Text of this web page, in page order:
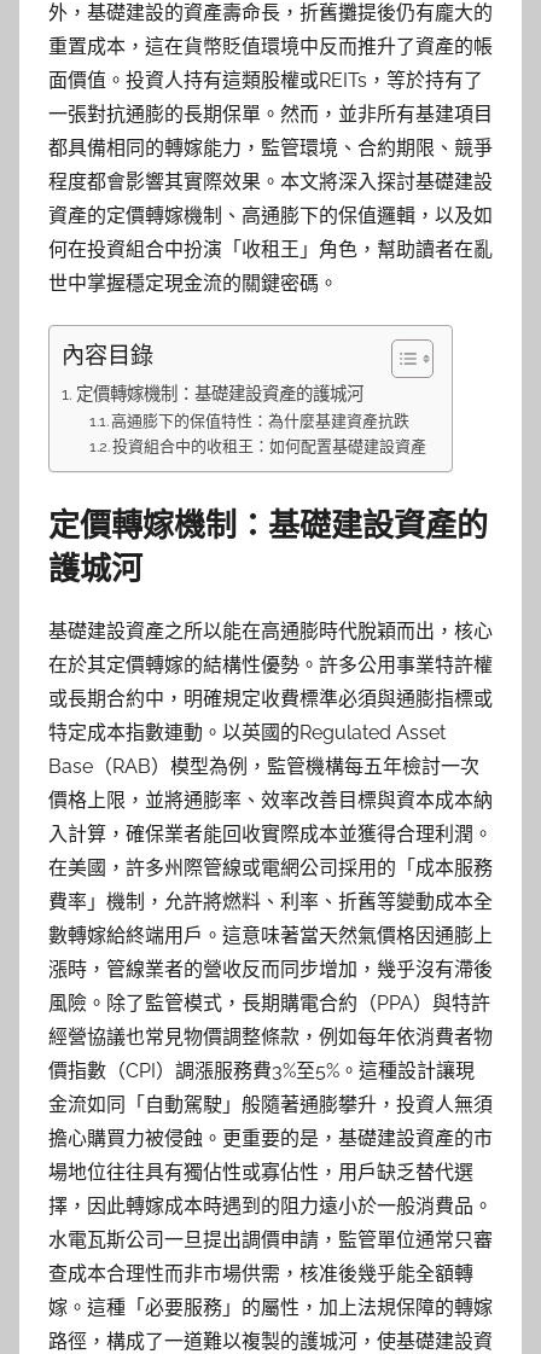
外，基礎建設的資產壽命長，折舊攤提後仍有龐大的
重置成本，這在貨幣貶值環境中反而推升了資產的帳
面價值。投資人持有這類股權或REITs，等於持有了
一張對抗通膨的長期保單。然而，並非所有基建項目
都具備相同的轉嫁能力，監管環境、合約期限、競爭
程度都會影響其實際效果。本文將深入探討基礎建設
資產的定價轉嫁機制、高通膨下的保值邏輯，以及如
何在投資組合中扮演「收租王」角色，幫助讀者在亂
世中掌握穩定現金流的關鍵密碼。
內容目錄
定價轉嫁機制：基礎建設資產的護城河
高通膨下的保值特性：為什麼基建資產抗跌
投資組合中的收租王：如何配置基礎建設資產
定價轉嫁機制：基礎建設資產的
護城河
基礎建設資產之所以能在高通膨時代脫穎而出，核心
在於其定價轉嫁的結構性優勢。許多公用事業特許權
或長期合約中，明確規定收費標準必須與通膨指標或
特定成本指數連動。以英國的Regulated Asset
Base（RAB）模型為例，監管機構每五年檢討一次
價格上限，並將通膨率、效率改善目標與資本成本納
入計算，確保業者能回收實際成本並獲得合理利潤。
在美國，許多州際管線或電網公司採用的「成本服務
費率」機制，允許將燃料、利率、折舊等變動成本全
數轉嫁給終端用戶。這意味著當天然氣價格因通膨上
漲時，管線業者的營收反而同步增加，幾乎沒有滯後
風險。除了監管模式，長期購電合約（PPA）與特許
經營協議也常見物價調整條款，例如每年依消費者物
價指數（CPI）調漲服務費3%至5%。這種設計讓現
金流如同「自動駕駛」般隨著通膨攀升，投資人無須
擔心購買力被侵蝕。更重要的是，基礎建設資產的市
場地位往往具有獨佔性或寡佔性，用戶缺乏替代選
擇，因此轉嫁成本時遇到的阻力遠小於一般消費品。
水電瓦斯公司一旦提出調價申請，監管單位通常只審
查成本合理性而非市場供需，核准後幾乎能全額轉
嫁。這種「必要服務」的屬性，加上法規保障的轉嫁
路徑，構成了一道難以複製的護城河，使基礎建設資